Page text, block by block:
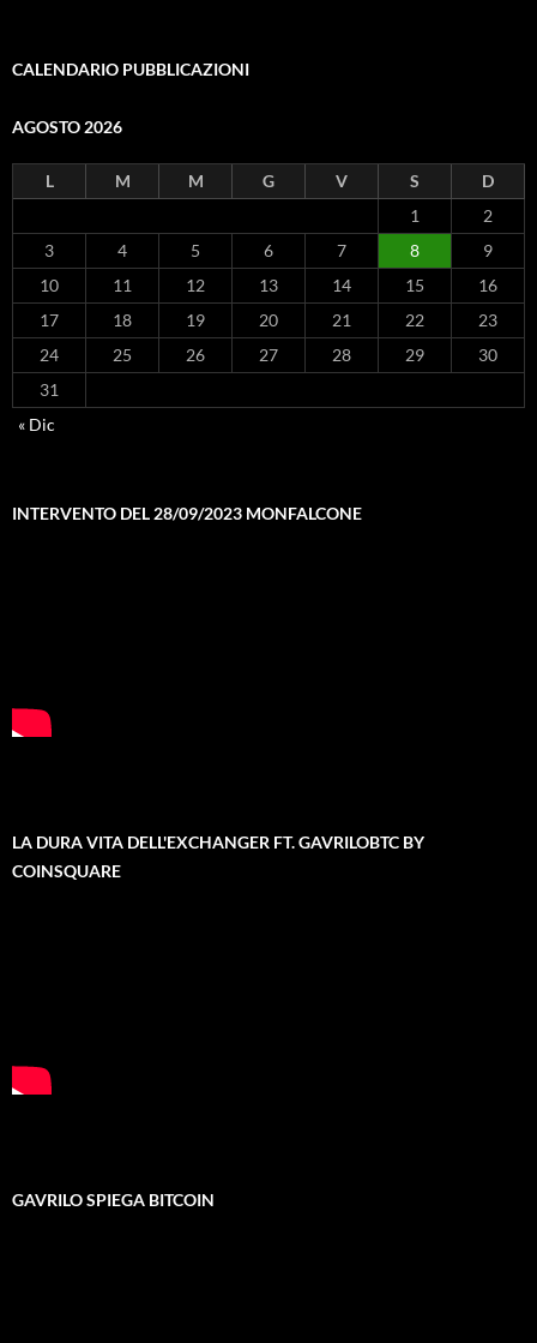
CALENDARIO PUBBLICAZIONI
AGOSTO 2026
L M M G V S
D
1
2
3
4 5 6 7 8
9
10
11 12 13 14 15
16
17
18 19 20 21 22
23
24
25 26 27 28 29
30
31
« Dic
INTERVENTO DEL 28/09/2023 MONFALCONE
LA DURA VITA DELL'EXCHANGER FT. GAVRILOBTC BY
COINSQUARE
GAVRILO SPIEGA BITCOIN